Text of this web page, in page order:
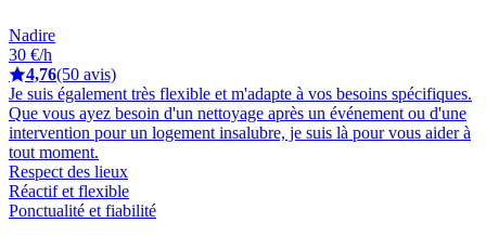
Nadire
30 €/h
4,76(50 avis)
Je suis également très flexible et m'adapte à vos besoins spécifiques.
Que vous ayez besoin d'un nettoyage après un événement ou d'une
intervention pour un logement insalubre, je suis là pour vous aider à
tout moment.
Respect des lieux
Réactif et flexible
Ponctualité et fiabilité